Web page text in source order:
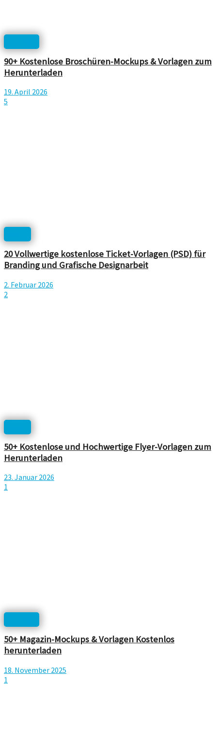
90+ Kostenlose Broschüren-Mockups & Vorlagen zum
Herunterladen
19. April 2026
5
20 Vollwertige kostenlose Ticket-Vorlagen (PSD) für
Branding und Grafische Designarbeit
2. Februar 2026
2
50+ Kostenlose und Hochwertige Flyer-Vorlagen zum
Herunterladen
23. Januar 2026
1
50+ Magazin-Mockups & Vorlagen Kostenlos
herunterladen
18. November 2025
1